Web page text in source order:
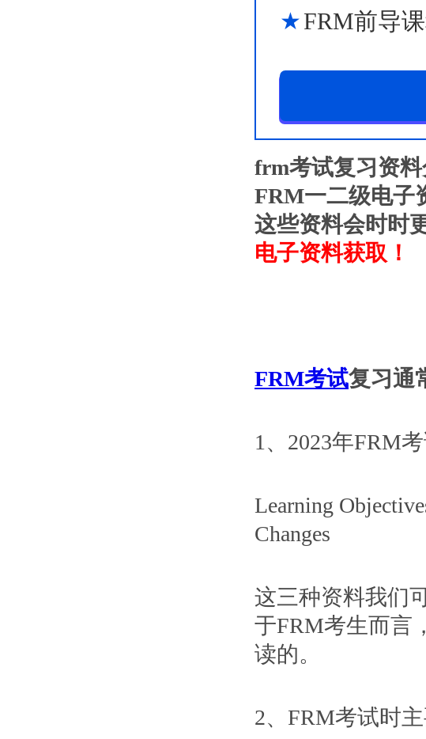
FRM前导
frm考试复习资
FRM一二级电子
这些资料会时时
电子资料获取！
FRM考试复习通
1、2023年FRM
Learning
Changes
这三种资料我们
于FRM考生而言
读的。
2、FRM考试时